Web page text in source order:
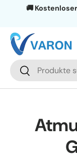
🚚
Suchen
Suchen